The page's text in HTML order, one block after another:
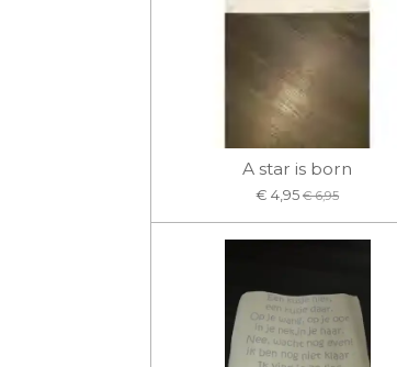
A star is born
€ 4,95 € 6,95